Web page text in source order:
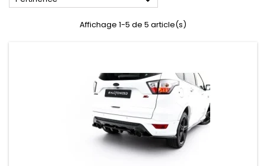
Affichage 1-5 de 5 article(s)